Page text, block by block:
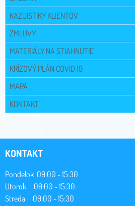
KAZUISTIKY KLIENTOV
ZMLUVY
MATERIÁLY NA STIAHNUTIE
KRÍZOVÝ PLÁN COVID 19
MAPA
KONTAKT
KONTAKT
Pondelok 09:00 - 15:30
Utorok 09:00 - 15:30
Streda 09:00 - 15:30